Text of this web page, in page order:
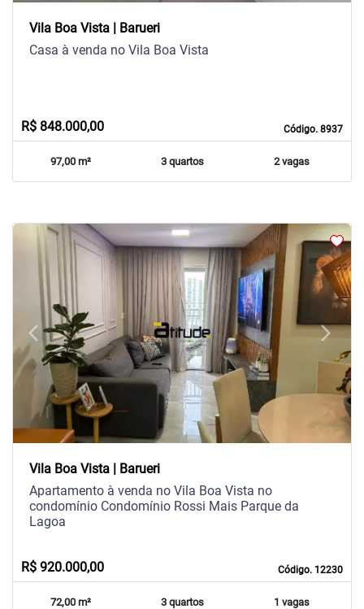
Vila Boa Vista | Barueri
Código. 8937
Casa à venda no Vila Boa Vista
R$ 848.000,00
97,00 m² 3 quartos 2 vagas
arrow_back_iosPrevious arrow_forward_ios
Next
Vila Boa Vista | Barueri
Código. 12230
Apartamento à venda no Vila Boa Vista no
condomínio Condomínio Rossi Mais Parque da
Lagoa
R$ 920.000,00
72,00 m² 3 quartos 1 vagas